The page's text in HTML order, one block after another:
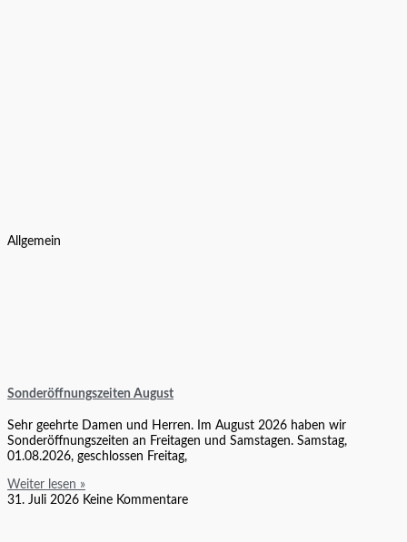
Allgemein
Sonderöffnungszeiten August
Sehr geehrte Damen und Herren. Im August 2026 haben wir
Sonderöffnungszeiten an Freitagen und Samstagen. Samstag,
01.08.2026, geschlossen Freitag,
Weiter lesen »
31. Juli 2026 Keine Kommentare